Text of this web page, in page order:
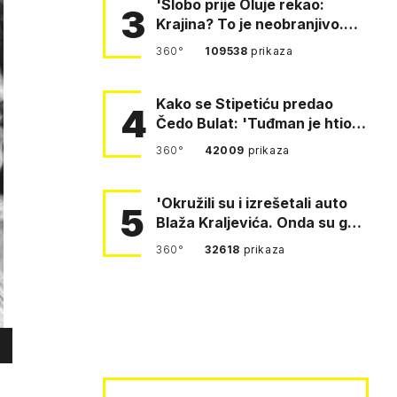
3
'Slobo prije Oluje rekao:
Krajina? To je neobranjivo.
Tuđmana zvao Krivousti'
360° 109538prikaza
4 Kako se Stipetiću predao
Čedo Bulat: 'Tuđman je htio
da se prerušim u ženu'
360° 42009 prikaza
5
'Okružili su i izrešetali auto
Blaža Kraljevića. Onda su ga
vukli po cesti'
360° 32618 prikaza